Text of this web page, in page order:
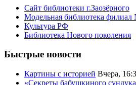
Сайт библиотеки г.Заозёрного
Модельная библиотека
Культура РФ
Библиотека Нового поколения
Быстрые новости
Картины с историей Вчера,
«Секреты бабушкиного